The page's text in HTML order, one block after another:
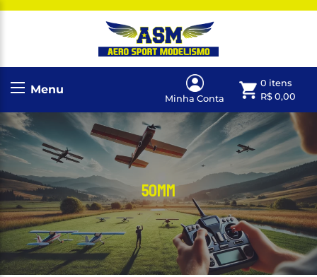
Menu
Minha Conta
0 itens
R$ 0,00
50mm